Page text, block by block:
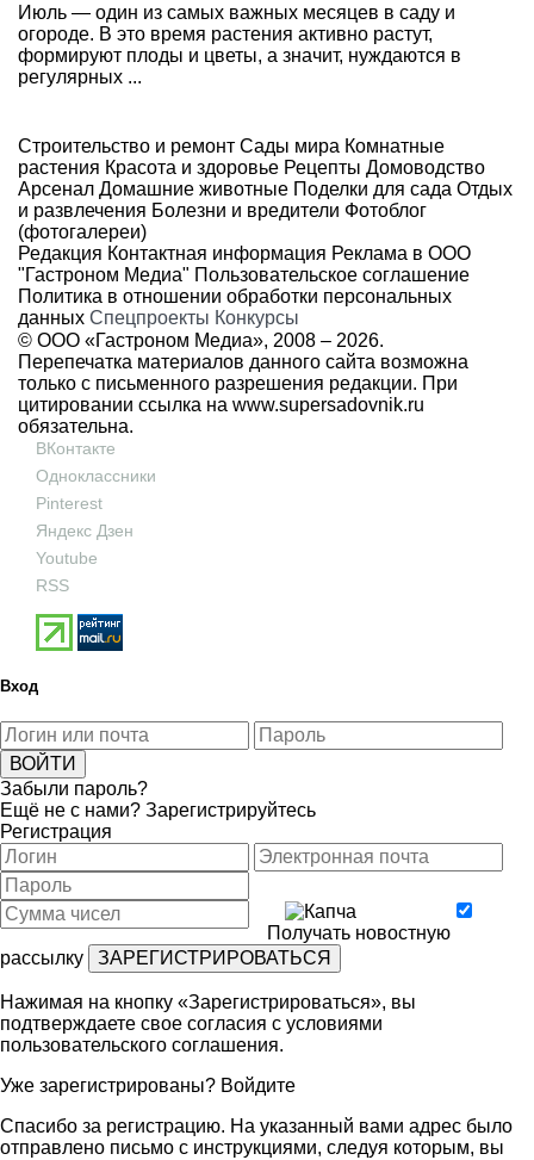
Июль — один из самых важных месяцев в саду и
огороде. В это время растения активно растут,
формируют плоды и цветы, а значит, нуждаются в
регулярных ...
Строительство и ремонт Сады мира Комнатные
растения Красота и здоровье Рецепты Домоводство
Арсенал Домашние животные Поделки для сада Отдых
и развлечения Болезни и вредители Фотоблог
(фотогалереи)
Редакция Контактная информация Реклама в ООО
"Гастроном Медиа" Пользовательское соглашение
Политика в отношении обработки персональных
данных Спецпроекты Конкурсы
© ООО «Гастроном Медиа», 2008 – 2026.
Перепечатка материалов данного сайта возможна
только с письменного разрешения редакции. При
цитировании ссылка на www.supersadovnik.ru
обязательна.
ВКонтакте
Одноклассники
Pinterest
Яндекс Дзен
Youtube
RSS
Вход
Забыли пароль?
Ещё не с нами? Зарегистрируйтесь
Регистрация
Получать новостную
рассылку
Нажимая на кнопку «Зарегистрироваться», вы
подтверждаете свое согласия с условиями
пользовательского соглашения.
Уже зарегистрированы? Войдите
Спасибо за регистрацию. На указанный вами адрес было
отправлено письмо с инструкциями, следуя которым, вы